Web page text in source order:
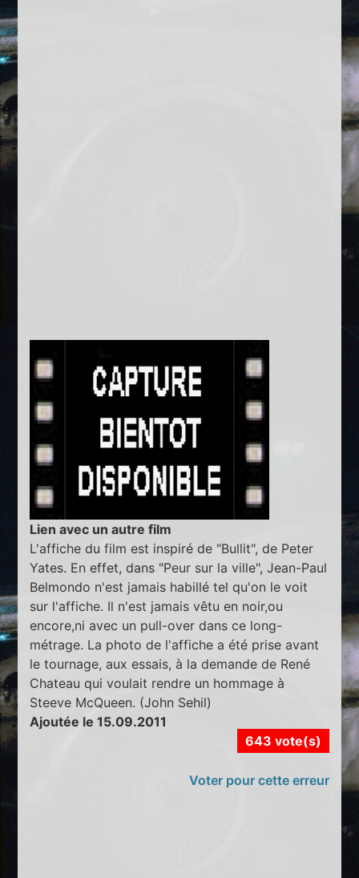
Lien avec un autre film
L'affiche du film est inspiré de "Bullit", de Peter
Yates. En effet, dans "Peur sur la ville", Jean-Paul
Belmondo n'est jamais habillé tel qu'on le voit
sur l'affiche. Il n'est jamais vêtu en noir,ou
encore,ni avec un pull-over dans ce long-
métrage. La photo de l'affiche a été prise avant
le tournage, aux essais, à la demande de René
Chateau qui voulait rendre un hommage à
Steeve McQueen. (John Sehil)
Ajoutée le 15.09.2011
643 vote(s)
Voter pour cette erreur